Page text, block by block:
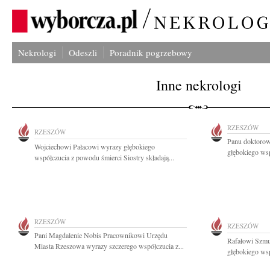
Nekrologi Odeszli Poradnik pogrzebowy
Inne nekrologi
RZESZÓW
Wojciechowi Pałacowi wyrazy głębokiego
współczucia z powodu śmierci Siostry składają...
RZESZÓW
Panu
głębokiego
RZESZÓW
Pani Magdalenie Nobis Pracownikowi Urzędu
Miasta Rzeszowa wyrazy szczerego współczucia z...
RZESZÓW
Rafałowi
głębokiego